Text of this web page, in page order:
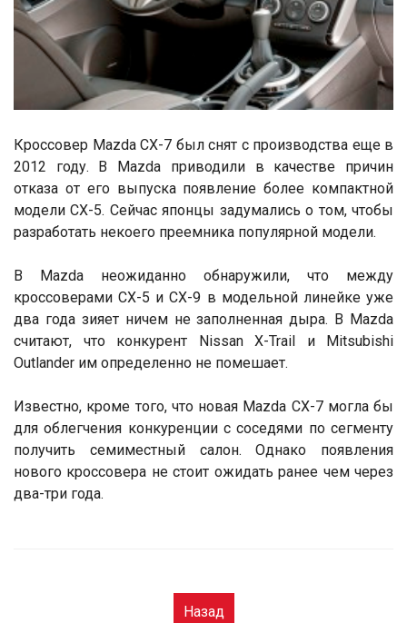
Кроссовер Mazda CX-7 был снят с производства еще в
2012 году. В Mazda приводили в качестве причин
отказа от его выпуска появление более компактной
модели CX-5. Сейчас японцы задумались о том, чтобы
разработать некоего преемника популярной модели.
В Mazda неожиданно обнаружили, что между
кроссоверами CX-5 и CX-9 в модельной линейке уже
два года зияет ничем не заполненная дыра. В Mazda
считают, что конкурент Nissan X-Trail и Mitsubishi
Outlander им определенно не помешает.
Известно, кроме того, что новая Mazda CX-7 могла бы
для облегчения конкуренции с соседями по сегменту
получить семиместный салон. Однако появления
нового кроссовера не стоит ожидать ранее чем через
два-три года.
Назад